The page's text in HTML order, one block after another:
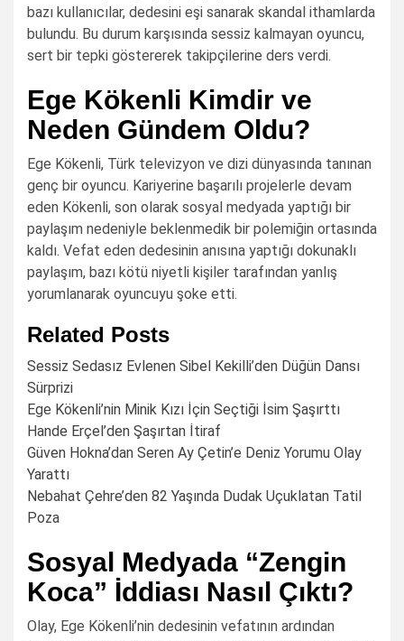
bazı kullanıcılar, dedesini eşi sanarak skandal ithamlarda
bulundu. Bu durum karşısında sessiz kalmayan oyuncu,
sert bir tepki göstererek takipçilerine ders verdi.
Ege Kökenli Kimdir ve
Neden Gündem Oldu?
Ege Kökenli, Türk televizyon ve dizi dünyasında tanınan
genç bir oyuncu. Kariyerine başarılı projelerle devam
eden Kökenli, son olarak sosyal medyada yaptığı bir
paylaşım nedeniyle beklenmedik bir polemiğin ortasında
kaldı. Vefat eden dedesinin anısına yaptığı dokunaklı
paylaşım, bazı kötü niyetli kişiler tarafından yanlış
yorumlanarak oyuncuyu şoke etti.
Related Posts
Sessiz Sedasız Evlenen Sibel Kekilli’den Düğün Dansı
Sürprizi
Ege Kökenli’nin Minik Kızı İçin Seçtiği İsim Şaşırttı
Hande Erçel’den Şaşırtan İtiraf
Güven Hokna’dan Seren Ay Çetin’e Deniz Yorumu Olay
Yarattı
Nebahat Çehre’den 82 Yaşında Dudak Uçuklatan Tatil
Poza
Sosyal Medyada “Zengin
Koca” İddiası Nasıl Çıktı?
Olay, Ege Kökenli’nin dedesinin vefatının ardından